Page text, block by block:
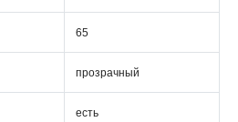
65
прозрачный
есть